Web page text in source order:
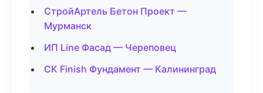
СтройАртель Бетон Проект —
Мурманск
ИП Line Фасад — Череповец
СК Finish Фундамент — Калининград